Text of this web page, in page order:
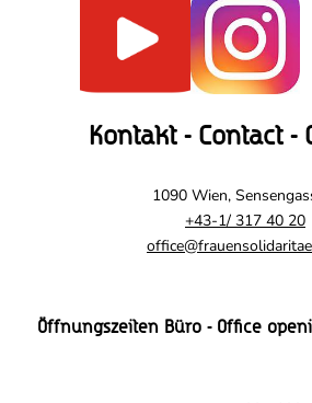
Kontakt - Contact -
1090 Wien,
+43-1/ 317 40 20
Öffnungszeiten Büro - Office